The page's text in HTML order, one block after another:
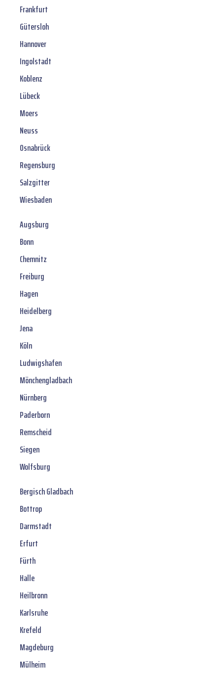
Frankfurt
Gütersloh
Hannover
Ingolstadt
Koblenz
Lübeck
Moers
Neuss
Osnabrück
Regensburg
Salzgitter
Wiesbaden
Augsburg
Bonn
Chemnitz
Freiburg
Hagen
Heidelberg
Jena
Köln
Ludwigshafen
Mönchengladbach
Nürnberg
Paderborn
Remscheid
Siegen
Wolfsburg
Bergisch Gladbach
Bottrop
Darmstadt
Erfurt
Fürth
Halle
Heilbronn
Karlsruhe
Krefeld
Magdeburg
Mülheim